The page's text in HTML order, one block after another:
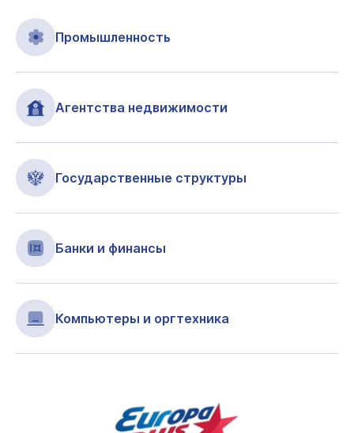
Промышленность
Агентства недвижимости
Государственные структуры
Банки и финансы
Компьютеры и оргтехника